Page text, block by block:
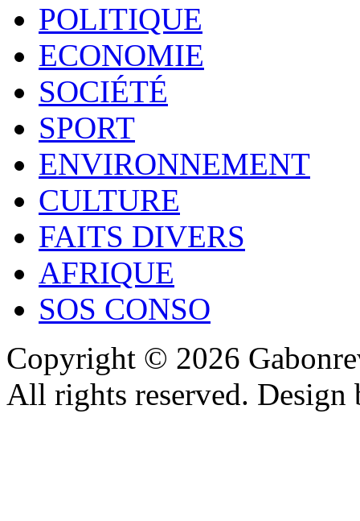
POLITIQUE
ECONOMIE
SOCIÉTÉ
SPORT
ENVIRONNEMENT
CULTURE
FAITS DIVERS
AFRIQUE
SOS CONSO
Copyright © 2026
All rights reserved.